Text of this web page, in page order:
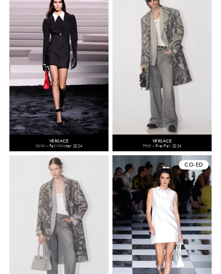
VERSACE
WW - Fall/Winter 2024
VERSACE
MW - Pre-Fall 2024
CO-ED